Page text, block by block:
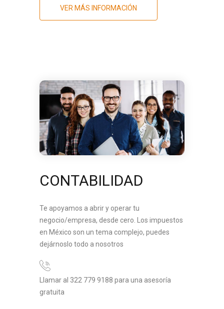
VER MÁS INFORMACIÓN
CONTABILIDAD
Te apoyamos a abrir y operar tu
negocio/empresa, desde cero. Los impuestos
en México son un tema complejo, puedes
dejárnoslo todo a nosotros
Llamar al 322 779 9188 para una asesoría
gratuita